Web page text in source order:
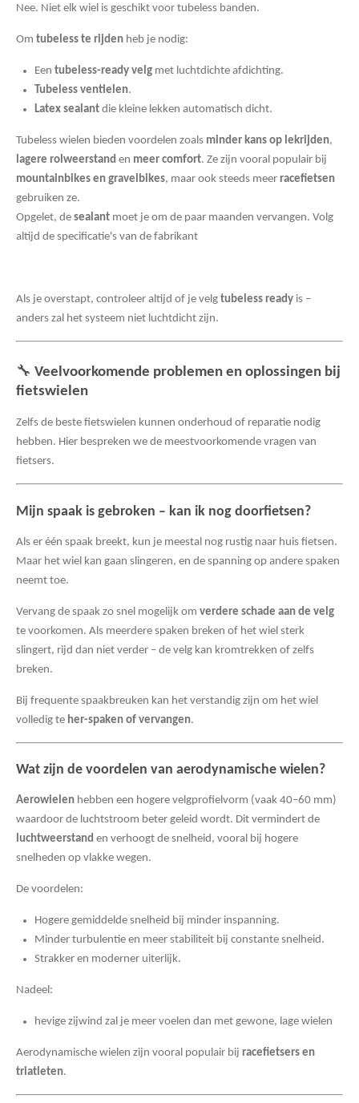
Nee. Niet elk wiel is geschikt voor tubeless banden.
Om tubeless te rijden heb je nodig:
Een tubeless-ready velgmet luchtdichte afdichting.
Tubeless ventielen.
Latex sealantdie kleine lekken automatisch dicht.
Tubeless wielen bieden voordelen zoals minder kans op lekrijden,
lagere rolweerstand en meer comfort. Ze zijn vooral populair bij
mountainbikes en gravelbikes, maar ook steeds meer racefietsen
gebruiken ze.
Opgelet, de sealant moet je om de paar maanden vervangen. Volg
altijd de specificatie's van de fabrikant
Als je overstapt, controleer altijd of je velg tubeless ready is –
anders zal het systeem niet luchtdicht zijn.
🔧 Veelvoorkomende problemen en oplossingen bij
fietswielen
Zelfs de beste fietswielen kunnen onderhoud of reparatie nodig
hebben. Hier bespreken we de meestvoorkomende vragen van
fietsers.
Mijn spaak is gebroken – kan ik nog doorfietsen?
Als er één spaak breekt, kun je meestal nog rustig naar huis fietsen.
Maar het wiel kan gaan slingeren, en de spanning op andere spaken
neemt toe.
Vervang de spaak zo snel mogelijk om verdere schade aan de velg
te voorkomen. Als meerdere spaken breken of het wiel sterk
slingert, rijd dan niet verder – de velg kan kromtrekken of zelfs
breken.
Bij frequente spaakbreuken kan het verstandig zijn om het wiel
volledig te her-spaken of vervangen.
Wat zijn de voordelen van aerodynamische wielen?
Aerowielen hebben een hogere velgprofielvorm (vaak 40–60 mm)
waardoor de luchtstroom beter geleid wordt. Dit vermindert de
luchtweerstand en verhoogt de snelheid, vooral bij hogere
snelheden op vlakke wegen.
De voordelen:
Hogere gemiddelde snelheid bij minder inspanning.
Minder turbulentie en meer stabiliteit bij constante snelheid.
Strakker en moderner uiterlijk.
Nadeel:
hevige zijwind zal je meer voelen dan met gewone, lage wielen
Aerodynamische wielen zijn vooral populair bij racefietsers en
triatleten.